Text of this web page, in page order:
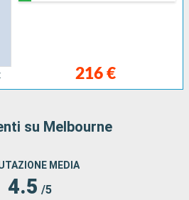
216 €
su Melbourne
MEDIA
4.5 /5